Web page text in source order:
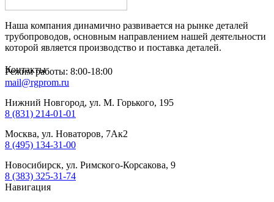
Наша компания динамично развивается на рынке деталей
трубопроводов, основным направлением нашей деятельности
которой является производство и поставка деталей.
Контакты
Режим работы: 8:00-18:00
mail@rgprom.ru
Нижний Новгород, ул. М. Горького, 195
8 (831) 214-01-01
Москва, ул. Новаторов, 7Ак2
8 (495) 134-31-00
Новосибирск, ул. Римского-Корсакова, 9
8 (383) 325-31-74
Навигация